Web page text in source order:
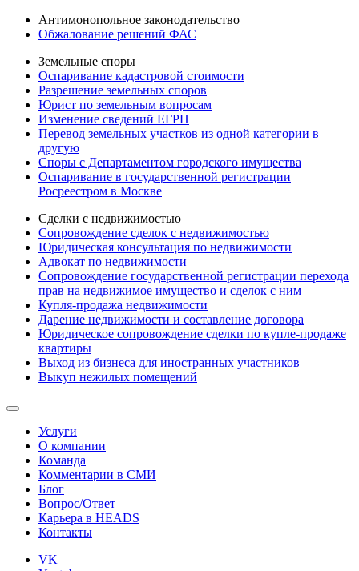
Антимонопольное законодательство
Обжалование решений ФАС
Земельные споры
Оспаривание кадастровой стоимости
Разрешение земельных споров
Юрист по земельным вопросам
Изменение сведений ЕГРН
Перевод земельных участков из одной категории в
другую
Споры с Департаментом городского имущества
Оспаривание в государственной регистрации
Росреестром в Москве
Сделки с недвижимостью
Сопровождение сделок с недвижимостью
Юридическая консультация по недвижимости
Адвокат по недвижимости
Сопровождение государственной регистрации перехода
прав на недвижимое имущество и сделок с ним
Купля-продажа недвижимости
Дарение недвижимости и составление договора
Юридическое сопровождение сделки по купле-продаже
квартиры
Выход из бизнеса для иностранных участников
Выкуп нежилых помещений
Услуги
О компании
Команда
Комментарии в СМИ
Блог
Вопрос/Ответ
Карьера в HEADS
Контакты
VK